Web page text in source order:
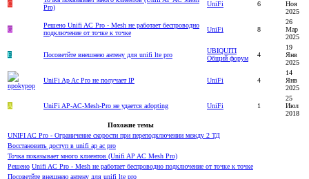
C
Pro)
UniFi 6
Ноя
2025
G
Решено Unifi AC Pro - Mesh не работает беспроводно
подключение от точке к точке
UniFi 8
26
Мар
2025
E Посоветйте внешнею антену для unifi lte pro
UBIQUITI
Общий форум
4
19
Янв
2025
UniFi Ap Ac Pro не получает IP UniFi 4
14
Янв
2025
A UniFi AP-AC-Mesh-Pro не удается adopting UniFi 1
25
Июл
2018
Похожие темы
UNIFI AC Pro - Ограничение скорости при переподключении между 2 ТД
Восстановить доступ в unifi ap ac pro
Точка показывает много клиентов (Unifi AP AC Mesh Pro)
Решено Unifi AC Pro - Mesh не работает беспроводно подключение от точке к точке
Посоветйте внешнею антену для unifi lte pro